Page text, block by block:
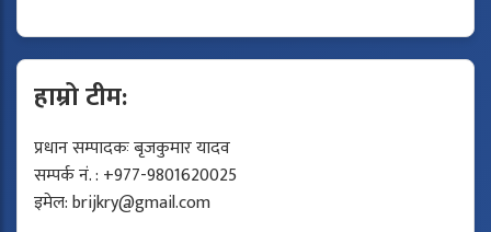
हाम्रो टीम:
प्रधान सम्पादकः बृजकुमार यादव
सम्पर्क नं. : +977-9801620025
इमेल:brijkry@gmail.com